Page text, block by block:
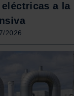
eléctricas a
2026